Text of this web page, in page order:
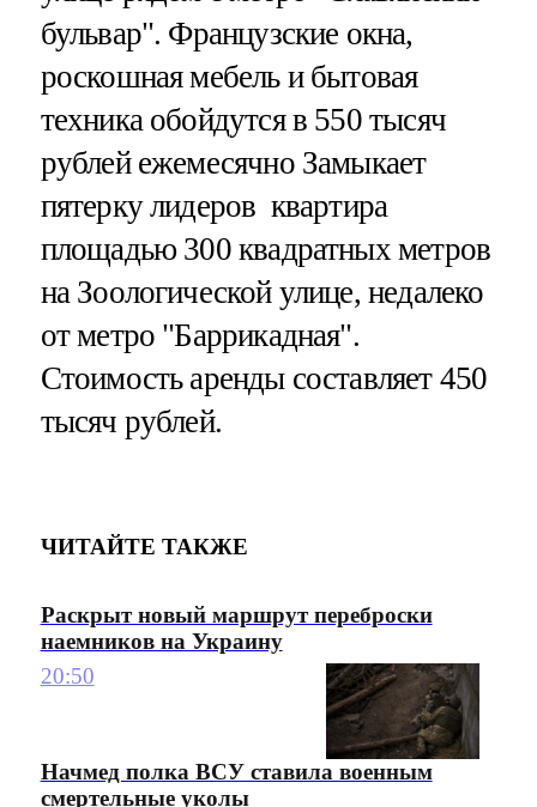
бульвар". Французские окна,
роскошная мебель и бытовая
техника обойдутся в 550 тысяч
рублей ежемесячно Замыкает
пятерку лидеров квартира
площадью 300 квадратных метров
на Зоологической улице, недалеко
от метро "Баррикадная".
Стоимость аренды составляет 450
тысяч рублей.
ЧИТАЙТЕ ТАКЖЕ
Раскрыт новый маршрут переброски
наемников на Украину
20:50
Начмед полка ВСУ ставила военным
смертельные уколы